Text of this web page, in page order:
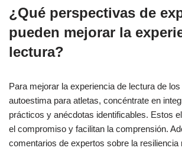
¿Qué perspectivas de
pueden mejorar la
lectura?
Para mejorar la experiencia de lectura de
autoestima para atletas, concéntrate en
prácticos y anécdotas identificables. Estos
el compromiso y facilitan la comprensión.
comentarios de expertos sobre la resiliencia